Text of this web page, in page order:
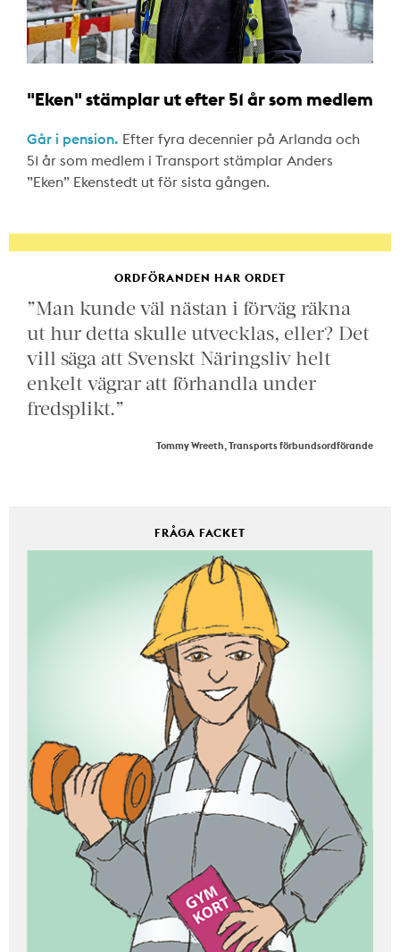
"Eken" stämplar ut efter 51 år som medlem
Går i pension. Efter fyra decennier på Arlanda och
51 år som medlem i Transport stämplar Anders
”Eken” Ekenstedt ut för sista gången.
ORDFÖRANDEN HAR ORDET
”Man kunde väl nästan i förväg räkna
ut hur detta skulle utvecklas, eller? Det
vill säga att Svenskt Näringsliv helt
enkelt vägrar att förhandla under
fredsplikt.”
Tommy Wreeth, Transports förbundsordförande
FRÅGA FACKET